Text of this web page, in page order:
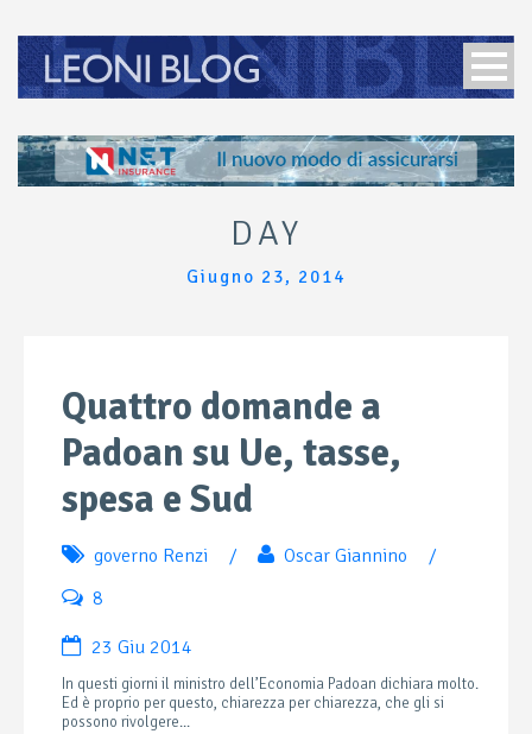
DAY
Giugno 23, 2014
Quattro domande a
Padoan su Ue, tasse,
spesa e Sud
governo Renzi / Oscar Giannino
/
8
23 Giu 2014
In questi giorni il ministro dell’Economia Padoan dichiara molto.
Ed è proprio per questo, chiarezza per chiarezza, che gli si
possono rivolgere...